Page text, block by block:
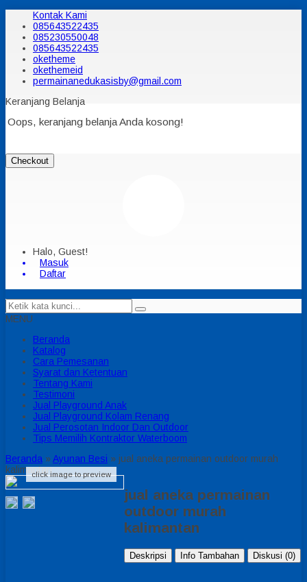
Kontak Kami
085643522435
085230550048
085643522435
oketheme
okethemeid
permainanedukasisby@gmail.com
Keranjang Belanja
Oops, keranjang belanja Anda kosong!
Checkout
Halo, Guest!
Masuk
Daftar
MENU
Beranda
Katalog
Cara Pemesanan
Syarat dan Ketentuan
Tentang Kami
Testimoni
Jual Playground Anak
Jual Playground Kolam Renang
Jual Perosotan Indoor Dan Outdoor
Tips Memilih Kontraktor Waterboom
Beranda »Ayunan Besi » jual aneka permainan outdoor murah
kalimantanclick image to preview
jual aneka permainan
outdoor murah
kalimantan
Deskripsi Info Tambahan Diskusi (0)